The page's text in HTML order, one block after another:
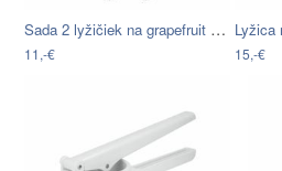
Sada 2 lyžičiek na grapefruit WMF Nuova…
11,-€ 15,-€